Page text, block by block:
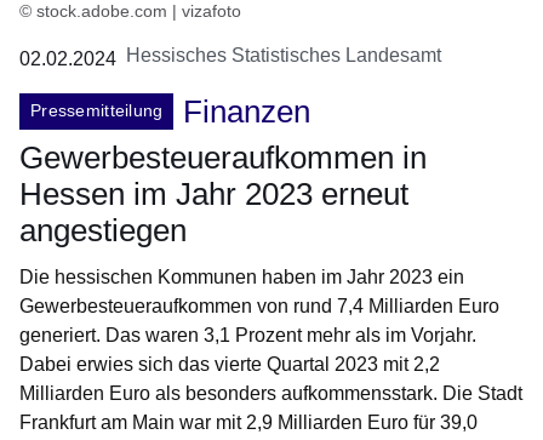
© stock.adobe.com | vizafoto
02.02.2024 Hessisches Statistisches Landesamt
Pressemitteilung
Finanzen
Gewerbesteueraufkommen in
Hessen im Jahr 2023 erneut
angestiegen
Die hessischen Kommunen haben im Jahr 2023 ein
Gewerbesteueraufkommen von rund 7,4 Milliarden Euro
generiert. Das waren 3,1 Prozent mehr als im Vorjahr.
Dabei erwies sich das vierte Quartal 2023 mit 2,2
Milliarden Euro als besonders aufkommensstark. Die Stadt
Frankfurt am Main war mit 2,9 Milliarden Euro für 39,0